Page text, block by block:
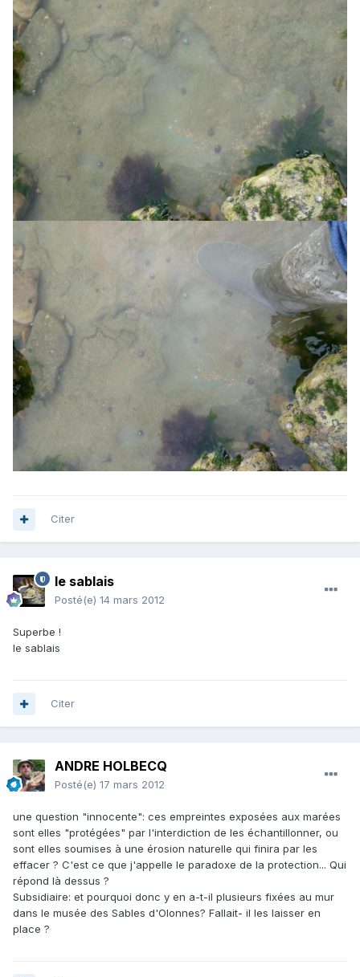
Citer
le sablais
Posté(e) 14 mars 2012
Superbe !
le sablais
Citer
ANDRE HOLBECQ
Posté(e) 17 mars 2012
une question "innocente": ces empreintes exposées aux marées
sont elles "protégées" par l'interdiction de les échantillonner, ou
sont elles soumises à une érosion naturelle qui finira par les
effacer ? C'est ce que j'appelle le paradoxe de la protection... Qui
répond là dessus ?
Subsidiaire: et pourquoi donc y en a-t-il plusieurs fixées au mur
dans le musée des Sables d'Olonnes? Fallait- il les laisser en
place ?